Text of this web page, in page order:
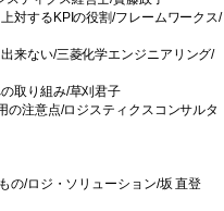
対するKPIの役割/フレームワークス/
来ない/三菱化学エンジニアリング/
取り組み/草刈君子
の注意点/ロジスティクスコンサルタ
の/ロジ・ソリューション/坂 直登